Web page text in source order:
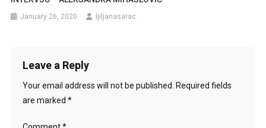
January 26, 2020 ljiljanasarac
Leave a Reply
Your email address will not be published. Required fields
are marked *